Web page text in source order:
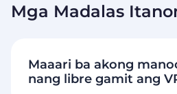
Mga Madalas
Maaari ba akong
nang libre gamit ang